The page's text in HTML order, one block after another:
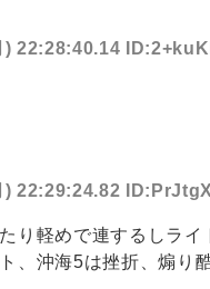
) 22:28:40.14
) 22:29:24.82
り軽めで連するしラ
、沖海5は挫折、煽り